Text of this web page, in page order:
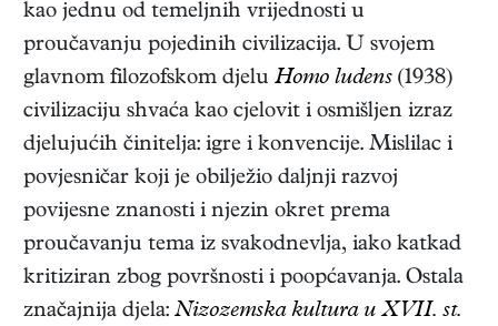
kao jednu od temeljnih vrijednosti u
proučavanju pojedinih civilizacija. U svojem
glavnom filozofskom djelu Homo ludens (1938)
civilizaciju shvaća kao cjelovit i osmišljen izraz
djelujućih činitelja: igre i konvencije. Mislilac i
povjesničar koji je obilježio daljnji razvoj
povijesne znanosti i njezin okret prema
proučavanju tema iz svakodnevlja, iako katkad
kritiziran zbog površnosti i poopćavanja. Ostala
značajnija djela: Nizozemska kultura u XVII. st.